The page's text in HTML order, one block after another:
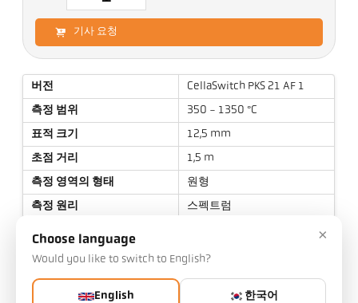
기사 요청
버전
CellaSwitch PKS 21 AF 1
측정 범위
350 - 1350 °C
표적 크기
12,5 mm
초점 거리
1,5 m
측정 영역의 형태
원형
측정 원리
스펙트럼
기술 자료
×
Choose language
Would you like to switch to English?
English 한국어